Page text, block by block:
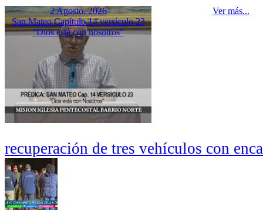
2 Agosto, 2026
San Mateo Capítulo 14 versículo 23
“Dios está con nosotros”
Ver más...
recuperación de tres vehículos con